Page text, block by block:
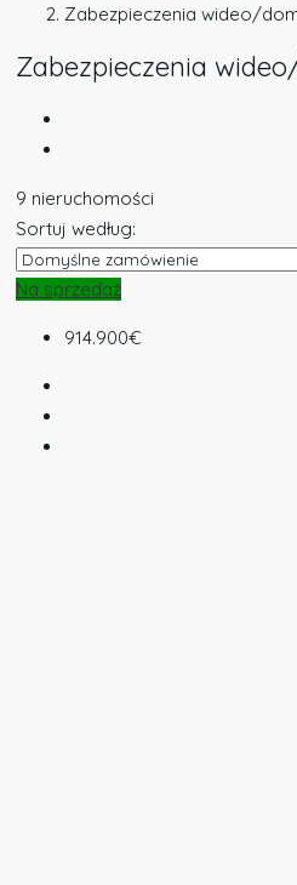
Zabezpieczenia wideo/
Zabezpieczenia
9 nieruchomości
Sortuj według:
Na sprzedaż
914.900€